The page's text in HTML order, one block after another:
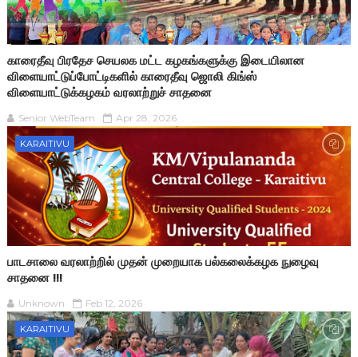
காரைதீவு பிரதேச செயலக மட்ட கழகங்களுக்கு இடையிலான
விளையாட்டுப்போட்டிகளில் காரைதீவு ஜொலி கிங்ஸ்
விளையாட்டுக்கழகம் வரலாற்றுச் சாதனை
Senior WebTeam Apr 28, 2026
KARAITIVU
பாடசாலை வரலாற்றில் முதன் முறையாக பல்கலைக்கழக நுழைவு
சாதனை !!!
Unknown Feb 12, 2026
KARAITIVU